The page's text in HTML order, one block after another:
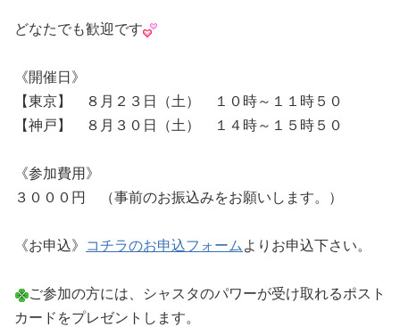
どなたでも歓迎です
《開催日》
【東京】 ８月２３日（土） １０時～１１時５０
【神戸】 ８月３０日（土） １４時～１５時５０
《参加費用》
３０００円 （事前のお振込みをお願いします。）
《お申込》 コチラのお申込フォーム よりお申込下さい。
ご参加の方には、シャスタのパワーが受け取れるポスト
カードをプレゼントします。